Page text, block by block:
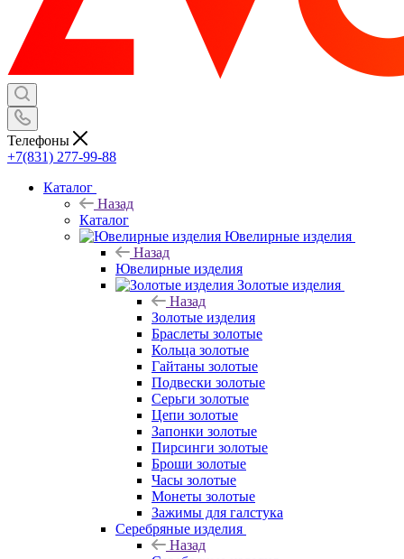
Телефоны
+7(831) 277-99-88
Каталог
Назад
Каталог
Ювелирные изделия
Назад
Ювелирные изделия
Золотые изделия
Назад
Золотые изделия
Браслеты золотые
Кольца золотые
Гайтаны золотые
Подвески золотые
Серьги золотые
Цепи золотые
Запонки золотые
Пирсинги золотые
Броши золотые
Часы золотые
Монеты золотые
Зажимы для галстука
Серебряные изделия
Назад